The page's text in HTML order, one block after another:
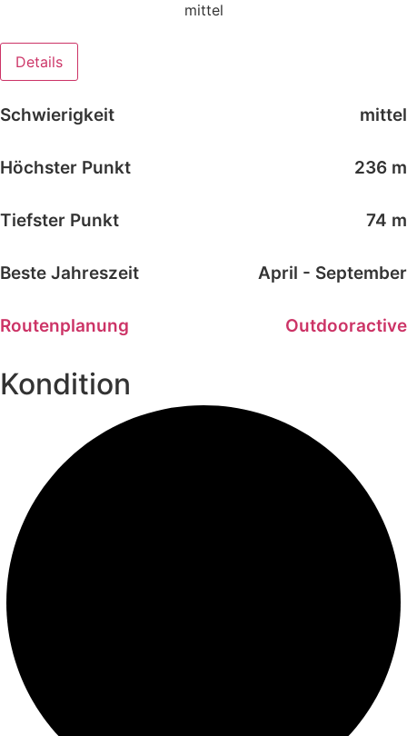
mittel
Details
Schwierigkeit mittel
Höchster Punkt 236 m
Tiefster Punkt 74 m
Beste Jahreszeit April - September
Routenplanung Outdooractive
Kondition